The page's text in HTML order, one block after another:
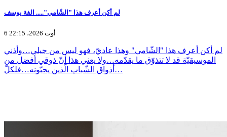
لم أكن أعرف هذا "الشّامي"..... الفة يوسف
6 أوت 2026، 22:15
لم أكن أعرف هذا "الشّامي" وهذا عاديّ، فهو ليس من جيلي…وأذني
الموسيقيّة قد لا تتذوّق ما يقدّمه…ولا يعني هذا أنّ ذوقي أفضل من
أذواق الشّباب الّذين يحبّونه…فلكلّ…